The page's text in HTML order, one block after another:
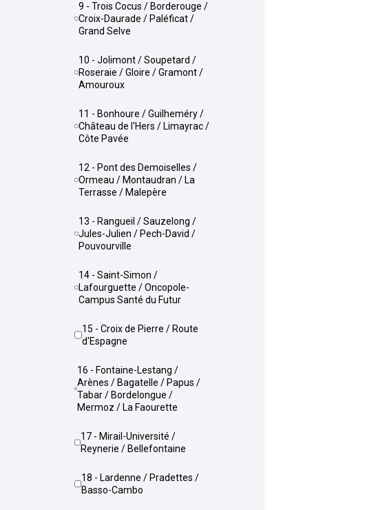
9 - Trois Cocus / Borderouge /
Croix-Daurade / Paléficat /
Grand Selve
10 - Jolimont / Soupetard /
Roseraie / Gloire / Gramont /
Amouroux
11 - Bonhoure / Guilheméry /
Château de l'Hers / Limayrac /
Côte Pavée
12 - Pont des Demoiselles /
Ormeau / Montaudran / La
Terrasse / Malepère
13 - Rangueil / Sauzelong /
Jules-Julien / Pech-David /
Pouvourville
14 - Saint-Simon /
Lafourguette / Oncopole-
Campus Santé du Futur
15 - Croix de Pierre / Route
d'Espagne
16 - Fontaine-Lestang /
Arènes / Bagatelle / Papus /
Tabar / Bordelongue /
Mermoz / La Faourette
17 - Mirail-Université /
Reynerie / Bellefontaine
18 - Lardenne / Pradettes /
Basso-Cambo